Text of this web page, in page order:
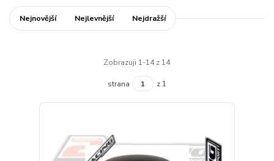
Nejnovější Nejlevnější Nejdražší
Zobrazuji 1-14 z 14
strana z 1